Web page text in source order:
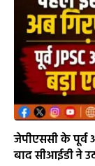
जेपीएससी के पूर्व
बाद सीआईडी ने